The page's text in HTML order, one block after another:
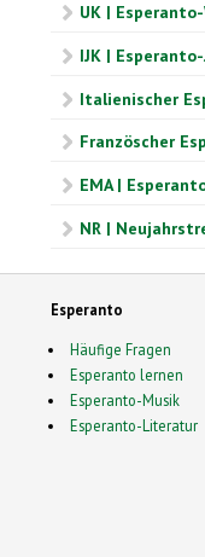
UK |
IJK |
Italienischer
Französcher
EMA |
NR |
Esperanto
Häufige Fragen
Esperanto lernen
Esperanto-Musik
Esperanto-Literatur